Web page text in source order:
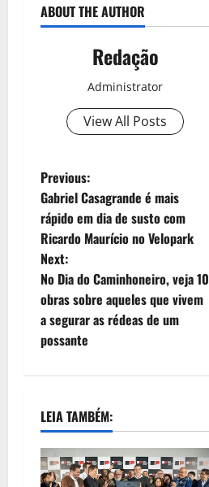
ABOUT THE AUTHOR
Redação
Administrator
View All Posts
Previous:
Gabriel Casagrande é mais
rápido em dia de susto com
Ricardo Maurício no Velopark
Next:
No Dia do Caminhoneiro, veja 10
obras sobre aqueles que vivem
a segurar as rédeas de um
possante
LEIA TAMBÉM: